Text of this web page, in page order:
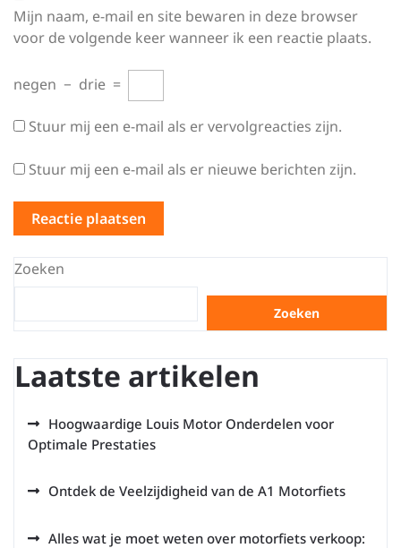
Mijn naam, e-mail en site bewaren in deze browser
voor de volgende keer wanneer ik een reactie plaats.
negen − drie =
Stuur mij een e-mail als er vervolgreacties zijn.
Stuur mij een e-mail als er nieuwe berichten zijn.
Zoeken
Zoeken
Laatste artikelen
Hoogwaardige Louis Motor Onderdelen voor
Optimale Prestaties
Ontdek de Veelzijdigheid van de A1 Motorfiets
Alles wat je moet weten over motorfiets verkoop: